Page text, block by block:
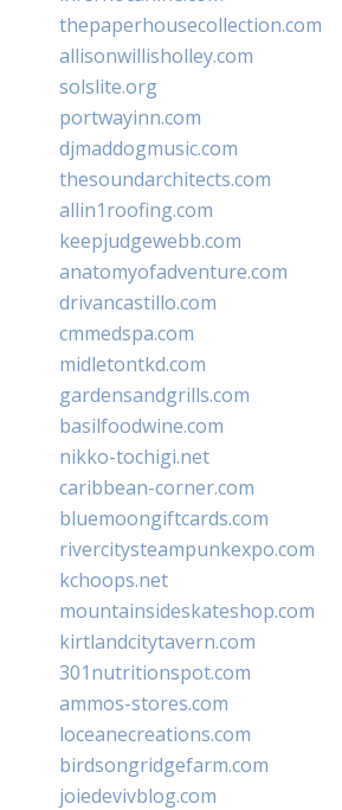
thepaperhousecollection.com
allisonwillisholley.com
solslite.org
portwayinn.com
djmaddogmusic.com
thesoundarchitects.com
allin1roofing.com
keepjudgewebb.com
anatomyofadventure.com
drivancastillo.com
cmmedspa.com
midletontkd.com
gardensandgrills.com
basilfoodwine.com
nikko-tochigi.net
caribbean-corner.com
bluemoongiftcards.com
rivercitysteampunkexpo.com
kchoops.net
mountainsideskateshop.com
kirtlandcitytavern.com
301nutritionspot.com
ammos-stores.com
loceanecreations.com
birdsongridgefarm.com
joiedevivblog.com